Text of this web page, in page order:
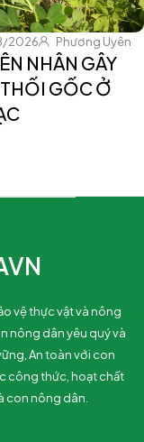
2026 Phương Uyên
NHÂN GÂY
GỐC Ở
vệ thực vật và nông
nông dân yêu quý và
An toàn với con
công thức, hoạt chất
con nông dân.